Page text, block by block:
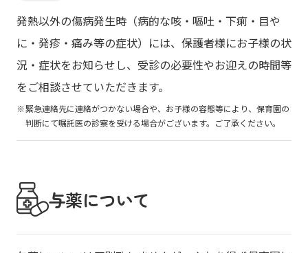
発熱以外の傷病発生時（病的な咳・嘔吐・下痢・目や
に・発疹・痛み等の症状）には、保護者様にお子様の状
況・症状をお知らせし、受診の必要性やお迎えの時間等
をご相談させていただきます。
緊急連絡先に連絡がつかない場合や、お子様の容態等により、保育園の
判断にて嘱託医の診察を受ける場合がございます。ご了承ください。
与薬について